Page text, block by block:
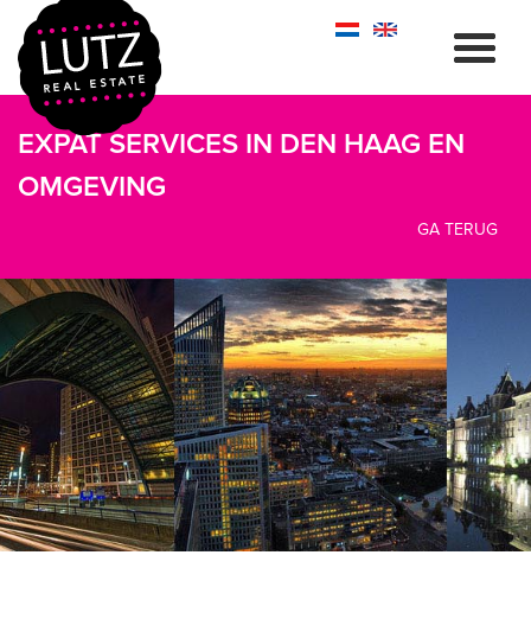
EXPAT SERVICES IN DEN HAAG EN
OMGEVING
GA TERUG